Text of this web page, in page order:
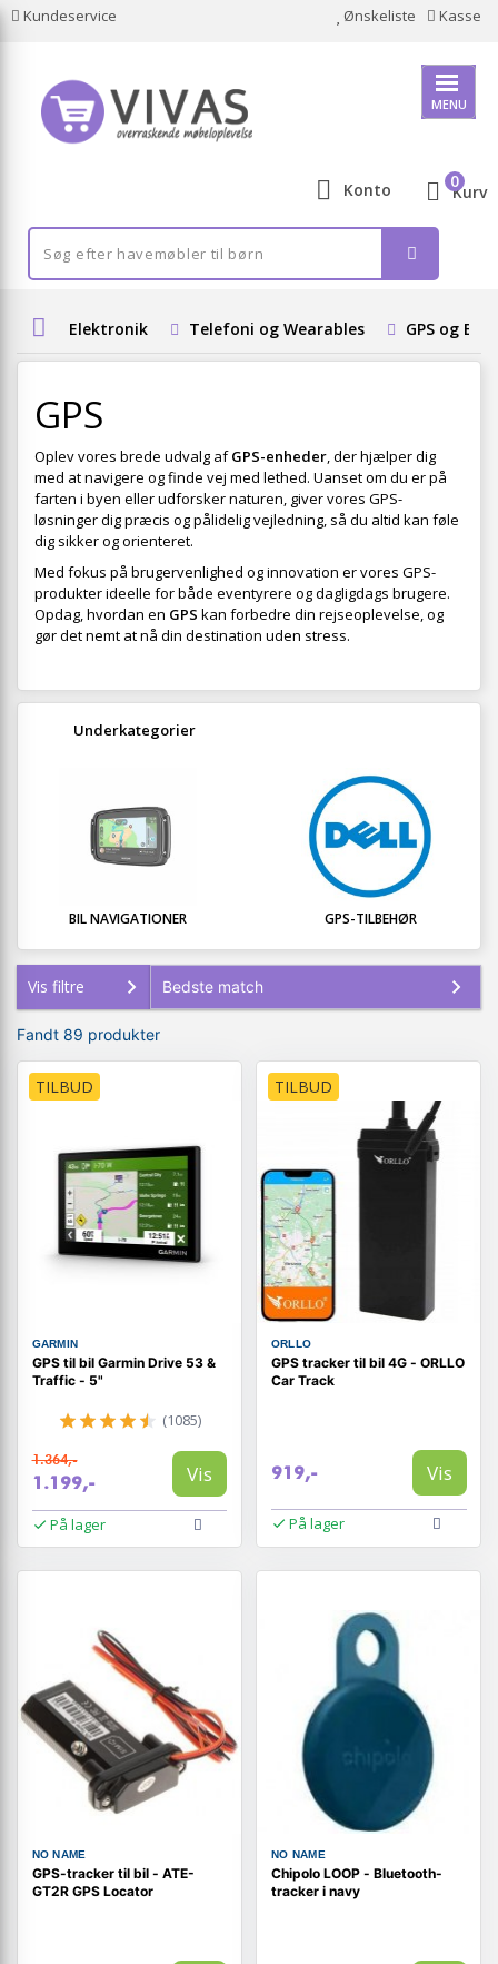
Kundeservice Ønskeliste Kasse
MENU
Konto Kurv
0
Elektronik Telefoni og Wearables GPS og
GPS
Oplev vores brede udvalg afGPS-enheder, der hjælper dig
med at navigere og finde vej med lethed. Uanset om du er på
farten i byen eller udforsker naturen, giver vores GPS-
løsninger dig præcis og pålidelig vejledning, så du altid kan føle
dig sikker og orienteret.
Med fokus på brugervenlighed og innovation er vores GPS-
produkter ideelle for både eventyrere og dagligdags brugere.
Opdag, hvordan en GPS kan forbedre din rejseoplevelse, og
gør det nemt at nå din destination uden stress.
Underkategorier
BIL NAVIGATIONER GPS-TILBEHØR
Vis filtre
Fandt 89 produkter
TILBUD
GARMIN
GPS til bil Garmin Drive 53 &
Traffic - 5"
(1085)
1.364,-
1.199,- Vis
På lager
TILBUD
ORLLO
GPS tracker til bil 4G - ORLLO
Car Track
919,- Vis
På lager
NO NAME
GPS-tracker til bil - ATE-
GT2R GPS Locator
NO NAME
Chipolo LOOP - Bluetooth-
tracker i navy